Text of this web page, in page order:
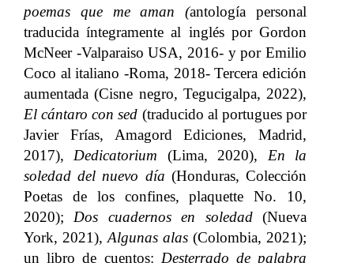
poemas que me aman (antología personal
traducida íntegramente al inglés por Gordon
McNeer -Valparaiso USA, 2016- y por Emilio
Coco al italiano -Roma, 2018- Tercera edición
aumentada (Cisne negro, Tegucigalpa, 2022),
El cántaro con sed (traducido al portugues por
Javier Frías, Amagord Ediciones, Madrid,
2017), Dedicatorium (Lima, 2020), En la
soledad del nuevo día (Honduras, Colección
Poetas de los confines, plaquette No. 10,
2020); Dos cuadernos en soledad(Nueva
York, 2021), Algunas alas (Colombia, 2021);
un libro de cuentos: Desterrado de palabra